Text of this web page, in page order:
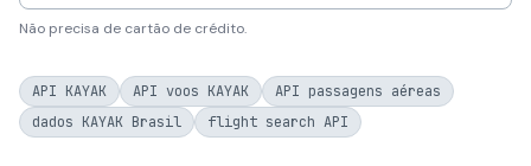
Não precisa de cartão de crédito.
API KAYAK API voos KAYAK
API passagens aéreas
dados KAYAK Brasil
flight search API